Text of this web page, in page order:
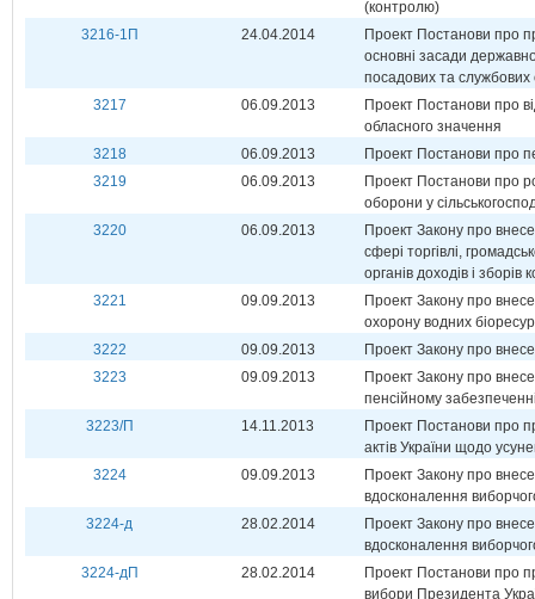
(контролю)
3216-1П
24.04.2014
Проект Постанови про
основні засади
посадових та службових
3217
06.09.2013
Проект Постанови про
обласного значення
3218
06.09.2013
Проект Постанови про
3219
06.09.2013
Проект Постанови про
оборони у
3220
06.09.2013
Проект Закону про
сфері торгівлі,
органів доходів і
3221
09.09.2013
Проект Закону про
охорону водних
3222
09.09.2013
Проект Закону про
3223
09.09.2013
Проект Закону про
пенсійному
3223/П
14.11.2013
Проект Постанови про
актів України щодо
3224
09.09.2013
Проект Закону про
вдосконалення
3224-д
28.02.2014
Проект Закону про
вдосконалення
3224-дП
28.02.2014
Проект Постанови про
вибори Президента